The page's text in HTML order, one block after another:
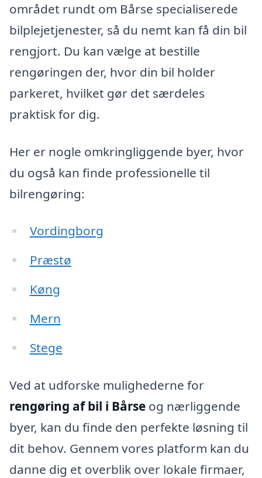
området rundt om Bårse specialiserede
bilplejetjenester, så du nemt kan få din bil
rengjort. Du kan vælge at bestille
rengøringen der, hvor din bil holder
parkeret, hvilket gør det særdeles
praktisk for dig.
Her er nogle omkringliggende byer, hvor
du også kan finde professionelle til
bilrengøring:
Vordingborg
Præstø
Køng
Mern
Stege
Ved at udforske mulighederne for
rengøring af bil i Bårse og nærliggende
byer, kan du finde den perfekte løsning til
dit behov. Gennem vores platform kan du
danne dig et overblik over lokale firmaer,